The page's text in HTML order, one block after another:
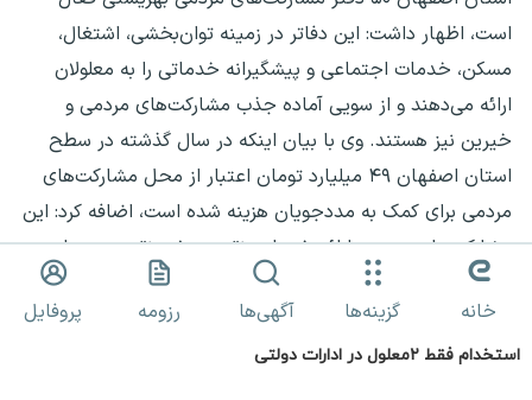
استخدام فقط ۲معلول در ادارات دولتی